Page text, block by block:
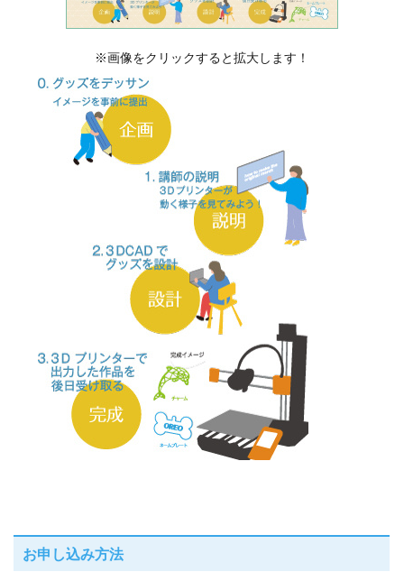
※画像をクリックすると拡大します！
お申し込み方法